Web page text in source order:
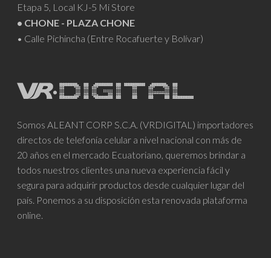
Etapa 5, Local KJ-5 Mi Store
• CHONE - PLAZA CHONE
• Calle Pichincha (Entre Rocafuerte y Bolívar)
Somos ALEANT CORP S.C.A. (VRDIGITAL) importadores
directos de telefonía celular a nivel nacional con más de
20 años en el mercado Ecuatoriano, queremos brindar a
todos nuestros clientes una nueva experiencia fácil y
segura para adquirir productos desde cualquier lugar del
país. Ponemos a su disposición esta renovada plataforma
online.